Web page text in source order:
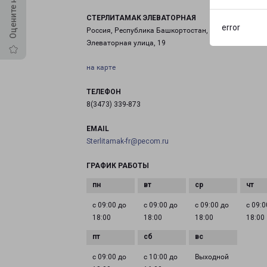
error
СТЕРЛИТАМАК ЭЛЕВАТОРНАЯ
Россия, Республика Башкортостан, Стерлитамак,
Элеваторная улица, 19
на карте
ТЕЛЕФОН
8(3473) 339-873
EMAIL
Sterlitamak-fr@pecom.ru
ГРАФИК РАБОТЫ
с 09:00 до
18:00
с 09:00 до
18:00
с 09:00 до
18:00
с
18:00
с 09:00 до
с 10:00 до
Выходной